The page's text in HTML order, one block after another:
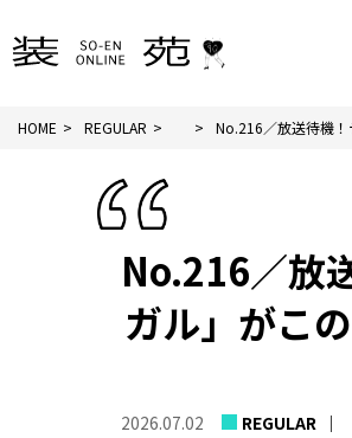
HOME REGULAR No.216／放送待機
No.216／放
ガル」がこ
2026.07.02 REGULAR